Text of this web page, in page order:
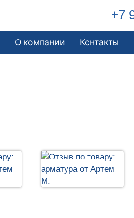
+7
О компании Контакты